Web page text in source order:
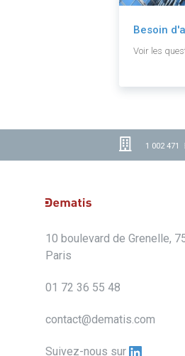
Besoin
Voir les
1 002 471
10 boulevard de Grenelle,
Paris
01 72 36 55 48
contact@dematis.com
Suivez-nous sur